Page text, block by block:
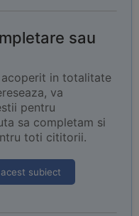
sau
in totalitate
va
pentru
sa completam si
toti cititorii.
subiect